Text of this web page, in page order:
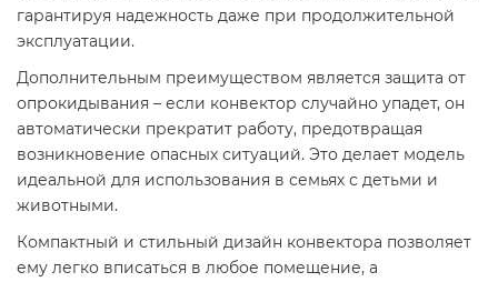
гарантируя надежность даже при продолжительной
эксплуатации.
Дополнительным преимуществом является защита от
опрокидывания – если конвектор случайно упадет, он
автоматически прекратит работу, предотвращая
возникновение опасных ситуаций. Это делает модель
идеальной для использования в семьях с детьми и
животными.
Компактный и стильный дизайн конвектора позволяет
ему легко вписаться в любое помещение, а